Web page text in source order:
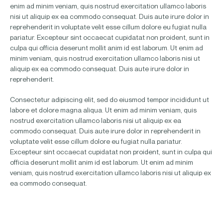
enim ad minim veniam, quis nostrud exercitation ullamco laboris
nisi ut aliquip ex ea commodo consequat. Duis aute irure dolor in
reprehenderit in voluptate velit esse cillum dolore eu fugiat nulla
pariatur. Excepteur sint occaecat cupidatat non proident, sunt in
culpa qui officia deserunt mollit anim id est laborum. Ut enim ad
minim veniam, quis nostrud exercitation ullamco laboris nisi ut
aliquip ex ea commodo consequat. Duis aute irure dolor in
reprehenderit.
Consectetur adipiscing elit, sed do eiusmod tempor incididunt ut
labore et dolore magna aliqua. Ut enim ad minim veniam, quis
nostrud exercitation ullamco laboris nisi ut aliquip ex ea
commodo consequat. Duis aute irure dolor in reprehenderit in
voluptate velit esse cillum dolore eu fugiat nulla pariatur.
Excepteur sint occaecat cupidatat non proident, sunt in culpa qui
officia deserunt mollit anim id est laborum. Ut enim ad minim
veniam, quis nostrud exercitation ullamco laboris nisi ut aliquip ex
ea commodo consequat.